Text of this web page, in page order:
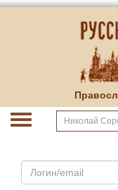
Email